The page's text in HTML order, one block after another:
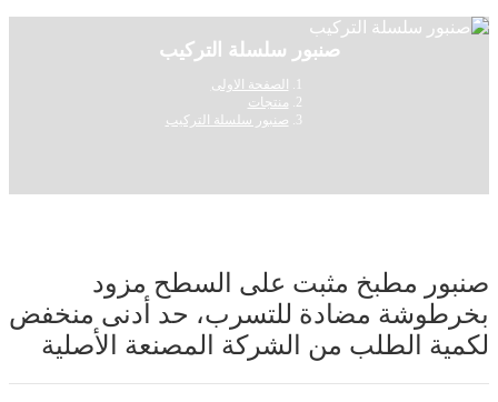
صنبور سلسلة التركيب
الصفحة الاولى
منتجات
صنبور سلسلة التركيب
صنبور مطبخ مثبت على السطح مزود
بخرطوشة مضادة للتسرب، حد أدنى منخفض
لكمية الطلب من الشركة المصنعة الأصلية